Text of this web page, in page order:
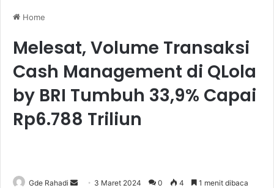
Home
Melesat, Volume Transaksi
Cash Management di QLola
by BRI Tumbuh 33,9% Capai
Rp6.788 Triliun
Gde Rahadi 3 Maret 2024 0 4 1 menit dibaca